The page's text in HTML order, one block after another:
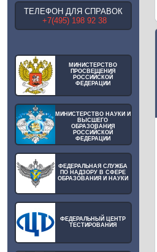
ТЕЛЕФОН ДЛЯ СПРАВОК
+7(495) 198 92 38
МИНИСТЕРСТВО
ПРОСВЕЩЕНИЯ
РОССИЙСКОЙ
ФЕДЕРАЦИИ
МИНИСТЕРСТВО НАУКИ И
ВЫСШЕГО
ОБРАЗОВАНИЯ
РОССИЙСКОЙ
ФЕДЕРАЦИИ
ФЕДЕРАЛЬНАЯ СЛУЖБА
ПО НАДЗОРУ В СФЕРЕ
ОБРАЗОВАНИЯ И НАУКИ
ФЕДЕРАЛЬНЫЙ ЦЕНТР
ТЕСТИРОВАНИЯ